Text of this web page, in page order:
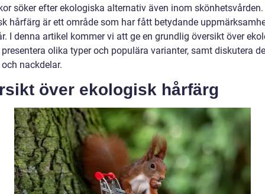
söker efter ekologiska alternativ även inom skönhetsvården.
hårfärg är ett område som har fått betydande
I denna artikel kommer vi att ge en grundlig översikt över
olika typer och populära varianter, samt diskutera
nackdelar.
över ekologisk hårfärg